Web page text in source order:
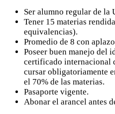
Ser alumno regular de la
Tener 15 materias
equivalencias).
Promedio de 8 con
Poseer buen manejo del
certificado internacional
cursar obligatoriamente
el 70% de las materias.
Pasaporte vigente.
Abonar el arancel antes